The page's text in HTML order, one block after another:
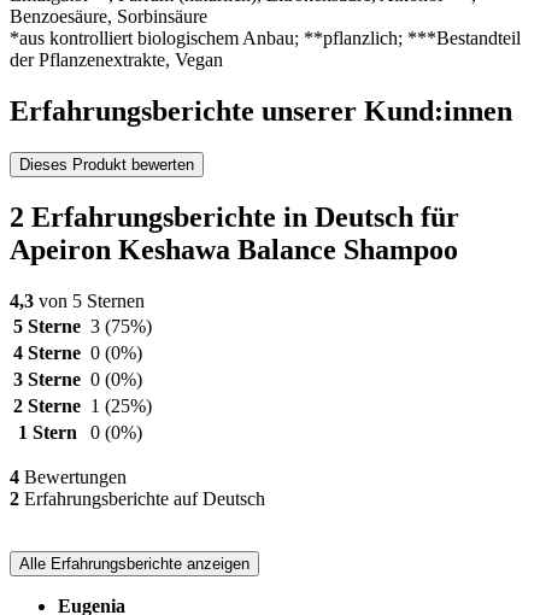
Benzoesäure, Sorbinsäure
*aus kontrolliert biologischem Anbau; **pflanzlich; ***Bestandteil
der Pflanzenextrakte, Vegan
Erfahrungsberichte unserer Kund:innen
Dieses Produkt bewerten
2 Erfahrungsberichte in Deutsch für
Apeiron Keshawa Balance Shampoo
4,3 von 5 Sternen
5 Sterne 3 (75%)
4 Sterne 0 (0%)
3 Sterne 0 (0%)
2 Sterne 1 (25%)
1 Stern
0 (0%)
4 Bewertungen
2 Erfahrungsberichte auf Deutsch
Alle Erfahrungsberichte anzeigen
Eugenia